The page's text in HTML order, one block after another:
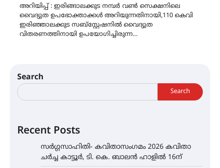
അറിയിപ്പ് : ഇരിങ്ങാലക്കുട നമ്പർ വൺ സെക്ഷനിലെ
വൈദ്യുത ഉപഭോക്താക്കൾ അറിയുന്നതിനായി,110 കെവി
ഇരിഞ്ഞാലക്കുട സബ്സ്റ്റേഷനിൽ വൈദ്യുത
വിതരണത്തിനായി ഉപയോഗിച്ചിരുന്ന…
Search
Search
Recent Posts
സർഗ്ഗസാഹിതി- കവിതാസംഗമം 2026 കവിതാ
ചർച്ച കാട്ടൂർ, ടി. കെ. ബാലൻ ഹാളിൽ 16ന്